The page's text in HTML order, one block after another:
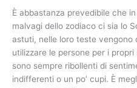
È abbastanza prevedibile che
malvagi dello zodiaco ci sia lo
astuti, nelle loro teste vengono
utilizzare le persone per i
sono sempre ribollenti di
indifferenti o un po’ cupi. È